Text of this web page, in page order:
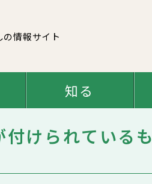
の情報サイト
知る
けられているも